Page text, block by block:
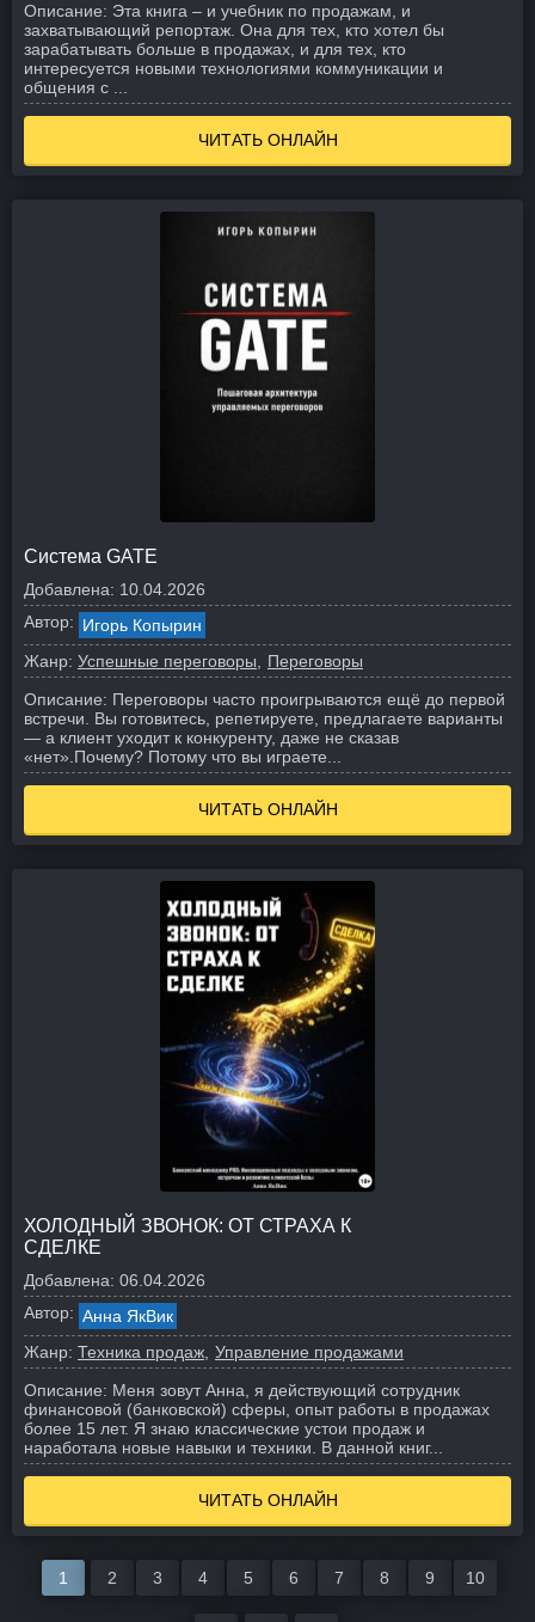
Описание: Эта книга – и учебник по продажам, и
захватывающий репортаж. Она для тех, кто хотел бы
зарабатывать больше в продажах, и для тех, кто
интересуется новыми технологиями коммуникации и
общения с ...
ЧИТАТЬ ОНЛАЙН
Система GATE
Добавлена: 10.04.2026
Автор: Игорь Копырин
Жанр: Успешные переговоры
Переговоры
Описание: Переговоры часто проигрываются ещё до первой
встречи. Вы готовитесь, репетируете, предлагаете варианты
— а клиент уходит к конкуренту, даже не сказав
«нет». Почему? Потому что вы играете...
ЧИТАТЬ ОНЛАЙН
ХОЛОДНЫЙ ЗВОНОК: ОТ СТРАХА К
СДЕЛКЕ
Добавлена: 06.04.2026
Автор: Анна ЯкВик
Жанр: Техника продаж Управление продажами
Описание: Меня зовут Анна, я действующий сотрудник
финансовой (банковской) сферы, опыт работы в продажах
более 15 лет. Я знаю классические устои продаж и
наработала новые навыки и техники. В данной книг...
ЧИТАТЬ ОНЛАЙН
1 2 3 4 5 6 7 8 9 10